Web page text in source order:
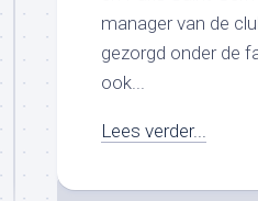
manager van de
gezorgd onder de
ook...
Lees verder...